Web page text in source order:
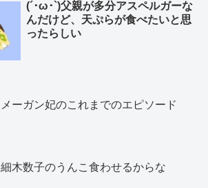
(´･ω･`)父親が多分アスペルガーな
んだけど、天ぷらが食べたいと思
ったらしい
メーガン妃のこれまでのエピソード
細木数子のうんこ食わせるからな